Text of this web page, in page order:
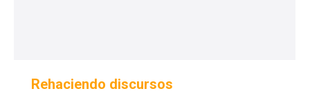
Rehaciendo discursos